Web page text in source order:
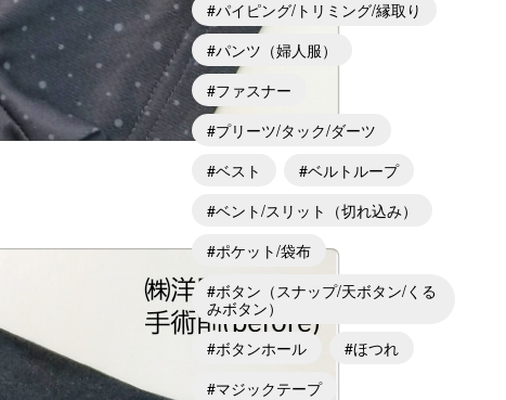
パイピング/トリミング/縁取り
パンツ（婦人服）
ファスナー
プリーツ/タック/ダーツ
ベスト
ベルトループ
ベント/スリット（切れ込み）
ポケット/袋布
ボタン（スナップ/天ボタン/くる
みボタン）
ボタンホール
ほつれ
マジックテープ